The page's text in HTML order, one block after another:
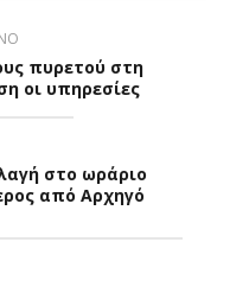
πυρετού στη
οι υπηρεσίες
στο ωράριο
από Αρχηγό